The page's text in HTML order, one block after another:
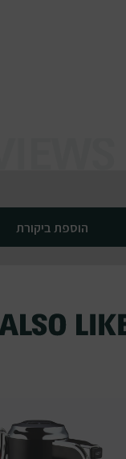
הוספת ביקורת